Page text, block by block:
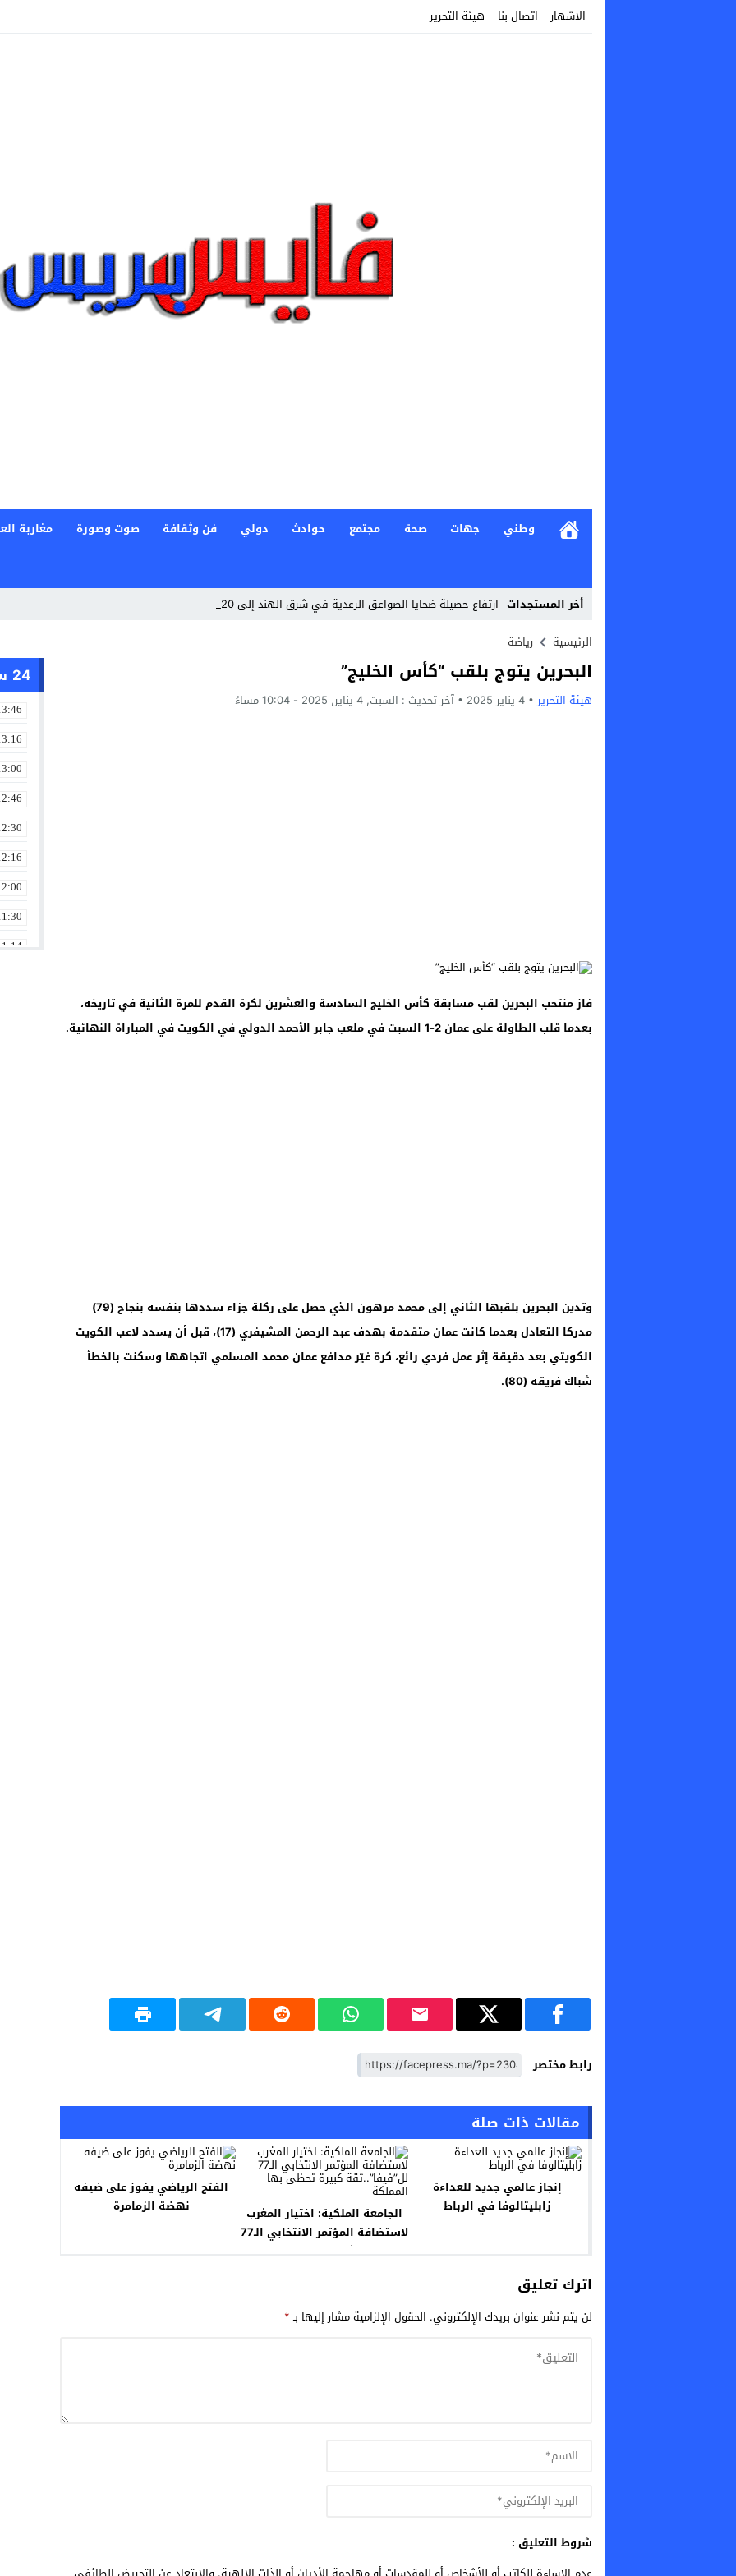
الاشهار اتصال بنا هيئة التحرير
وطني جهات صحة مجتمع حوادث دولي فن وثقافة صوت وصورة مغاربة
أخر المستجدات ارتفاع حصيلة ضحايا الصواعق الرعدية في شرق الهند إلى 20 قتيلا
Previous
Next
الرئيسية رياضة
البحرين يتوج بلقب “كأس الخليج”
هيئة التحرير 4 يناير 2025 آخر تحديث : السبت, 4 يناير, 2025 - 10:04 مساءً
فاز منتحب البحرين لقب مسابقة كأس الخليج السادسة والعشرين لكرة القدم للمرة الثانية في تاريخه،
بعدما قلب الطاولة على عمان 2-1 السبت في ملعب جابر الأحمد الدولي في الكويت في المباراة النهائية.
وتدين البحرين بلقبها الثاني إلى محمد مرهون الذي حصل على ركلة جزاء سددها بنفسه بنجاح (79)
مدركا التعادل بعدما كانت عمان متقدمة بهدف عبد الرحمن المشيفري (17)، قبل أن يسدد لاعب الكويت
الكويتي بعد دقيقة إثر عمل فردي رائع، كرة غيّر مدافع عمان محمد المسلمي اتجاهها وسكنت بالخطأ
شباك فريقه (80).
رابط مختصر
مقالات ذات صلة
إنجاز عالمي جديد للعداءة
زابليتالوفا في الرباط
الجامعة الملكية: اختيار المغرب
لاستضافة المؤتمر الانتخابي الـ77
لل”فيفا”..ثقة كبيرة تحظى بها
الفتح الرياضي يفوز على ضيفه
نهضة الزمامرة
اترك تعليق
لن يتم نشر عنوان بريدك الإلكتروني. الحقول الإلزامية مشار إليها بـ*
شروط التعليق :
24 ساعة